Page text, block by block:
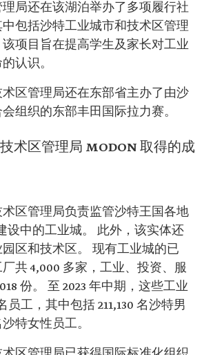
局还在该湖泊举办了多项履行社
包括沙特工业城市和技术区管理
项目旨在提高学生及家长对工业
认识。
区管理局还在东部省主办了由沙
组织的东部丰田国际拉力赛。
术区管理局 MODON 取得的成
区管理局负责监管沙特王国各地
设中的工业城。 此外，该实体还
区和技术区。 现有工业城的已
共 4,000 多家，工业、投资、服
份。 至 2023 年中期，这些工业
员工，其中包括 211,130 名沙特男
特女性员工。